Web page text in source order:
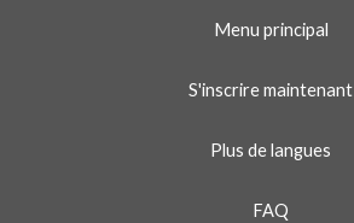
Menu principal
S'inscrire maintenant
Plus de langues
FAQ